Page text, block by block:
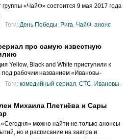
«ЧайФ» состоится 9 мая 2017 года
Теги: День Победы, Рига, ЧайФ, анонс
про самую известную
Yellow, Black and White приступили к
под рабочим названием «Ивановы-
Теги: комедийный сериал, СТС, Ивановы-
Михаила Плетнёва и Сары
«Сегодня» можно найти не только анонсы
но и расписание на завтра и